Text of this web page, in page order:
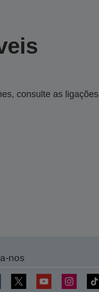
consulte as ligações
nos